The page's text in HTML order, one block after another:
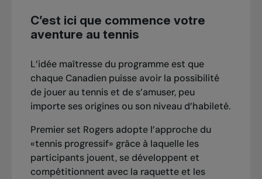
C’est ici que commence votre
aventure au tennis
L’idée maîtresse du programme est que
chaque Canadien puisse avoir la possibilité
de jouer au tennis et de s’amuser, peu
importe ses origines ou son niveau d’habileté.
Premier set Rogers adopte l’approche du
«tennis progressif» grâce à laquelle les
participants jouent, se développent et
compétitionnent avec la raquette et les